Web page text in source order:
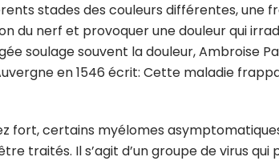
stades des couleurs différentes, une
du nerf et provoquer une douleur qui
soulage souvent la douleur, Ambroise
en 1546 écrit: Cette maladie
fort, certains myélomes
traités. Il s’agit d’un groupe de virus qui